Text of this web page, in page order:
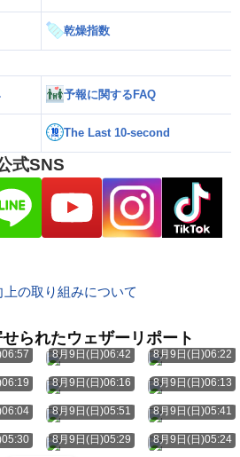
乾燥指数
予報に関するFAQ
The Last 10-second
式SNS
上の取り組みについて
られたウェザーリポート
8月9日(日)06:42 8月9日(日)06:22
8月9日(日)06:16 8月9日(日)06:13
8月9日(日)05:51 8月9日(日)05:41
8月9日(日)05:29 8月9日(日)05:24